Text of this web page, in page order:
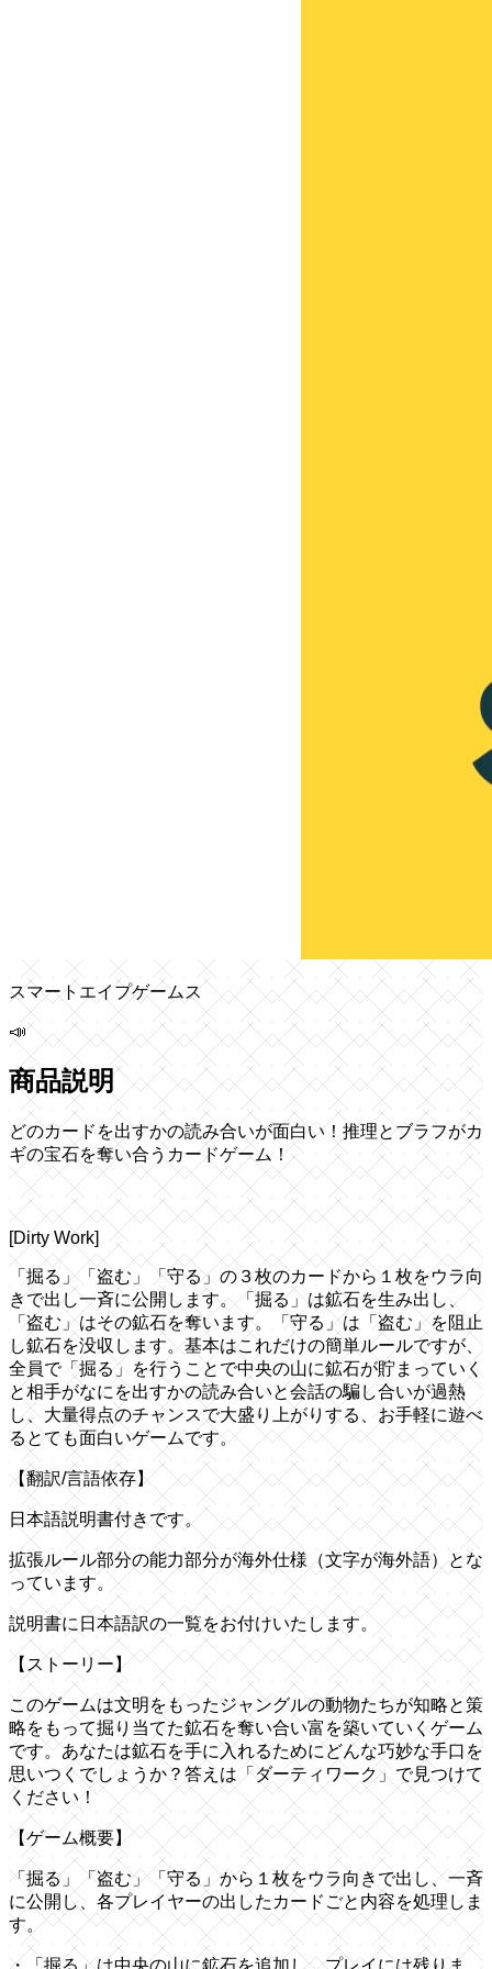
スマートエイプゲームス
📣
商品説明
どのカードを出すかの読み合いが面白い！推理とブラフがカ
ギの宝石を奪い合うカードゲーム！
[Dirty Work]
「掘る」「盗む」「守る」の３枚のカードから１枚をウラ向
きで出し一斉に公開します。「掘る」は鉱石を生み出し、
「盗む」はその鉱石を奪います。「守る」は「盗む」を阻止
し鉱石を没収します。基本はこれだけの簡単ルールですが、
全員で「掘る」を行うことで中央の山に鉱石が貯まっていく
と相手がなにを出すかの読み合いと会話の騙し合いが過熱
し、大量得点のチャンスで大盛り上がりする、お手軽に遊べ
るとても面白いゲームです。
【翻訳/言語依存】
日本語説明書付きです。
拡張ルール部分の能力部分が海外仕様（文字が海外語）とな
っています。
説明書に日本語訳の一覧をお付けいたします。
【ストーリー】
このゲームは文明をもったジャングルの動物たちが知略と策
略をもって掘り当てた鉱石を奪い合い富を築いていくゲーム
です。あなたは鉱石を手に入れるためにどんな巧妙な手口を
思いつくでしょうか？答えは「ダーティワーク」で見つけて
ください！
【ゲーム概要】
「掘る」「盗む」「守る」から１枚をウラ向きで出し、一斉
に公開し、各プレイヤーの出したカードごと内容を処理しま
す。
・「掘る」は中央の山に鉱石を追加し、プレイには残りま